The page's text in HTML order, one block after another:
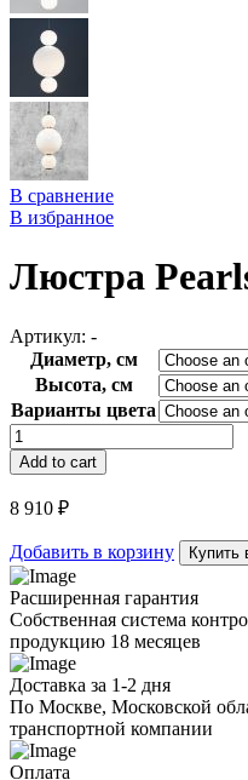
В сравнение
В избранное
Люстра
Артикул: -
Диаметр, см
Высота, см
Варианты цвета
Люстра
Pearls
A
quantity
Add to cart
8 910 ₽
Добавить в корзину Купить
Расширенная гарантия
Собственная система
продукцию 18 месяцев
Доставка за 1-2 дня
По Москве, Московской
транспортной компании
Оплата